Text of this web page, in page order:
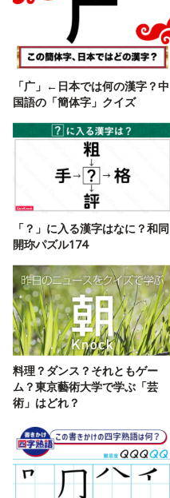
「广」←日本では何の漢字？中
国語の「簡体字」クイズ
「？」に入る漢字はなに？和同
開珎パズル174
料理？ダンス？それともゲー
ム？東京藝術大学で学ぶ「芸
術」はどれ？